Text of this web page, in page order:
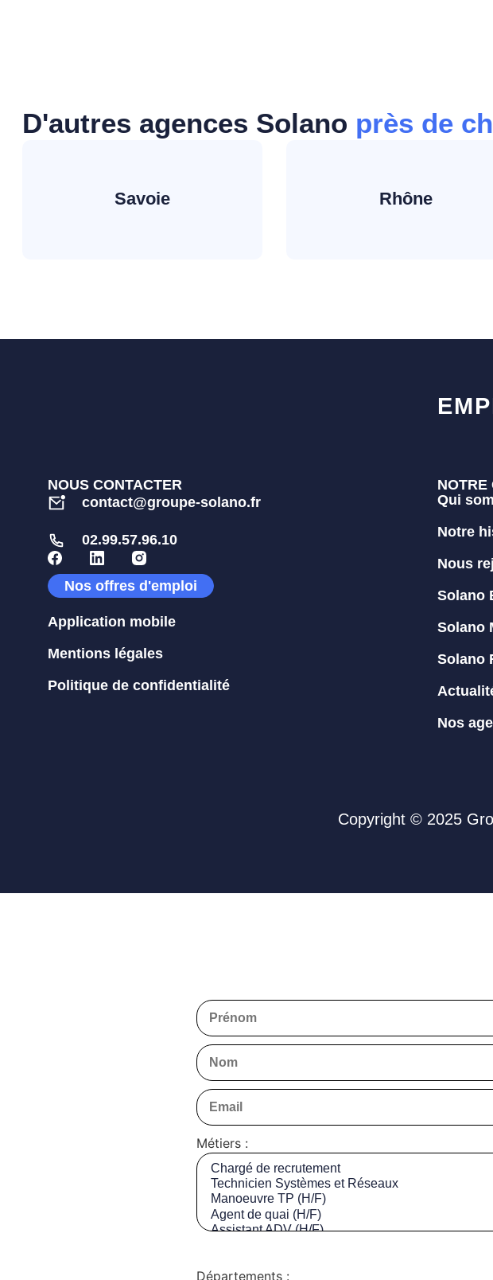
D'autres agences Solano près de
Savoie Rhône
NOUS CONTACTER
contact@groupe-solano.fr
02.99.57.96.10
Nos offres d'emploi
Application mobile
Mentions légales
Politique de confidentialité
NOTRE
Qui
Notre
Nous
Solano
Solano
Solano
Nos
Copyright © 2025
Métiers :
Départements :